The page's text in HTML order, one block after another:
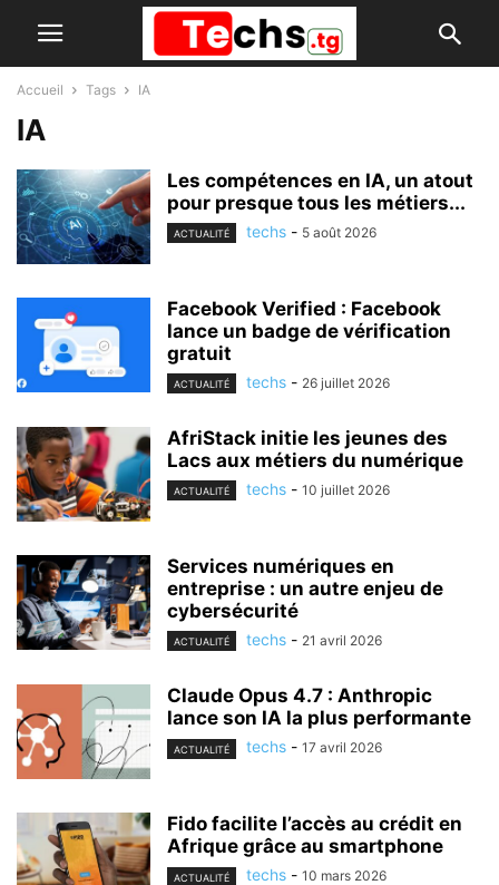
Accueil Tags IA
IA
Les compétences en IA, un atout
pour presque tous les métiers...
ACTUALITÉ techs - 5 août 2026
Facebook Verified : Facebook
lance un badge de vérification
gratuit
ACTUALITÉ techs - 26 juillet 2026
AfriStack initie les jeunes des
Lacs aux métiers du numérique
ACTUALITÉ techs - 10 juillet 2026
Services numériques en
entreprise : un autre enjeu de
cybersécurité
ACTUALITÉ techs - 21 avril 2026
Claude Opus 4.7 : Anthropic
lance son IA la plus performante
ACTUALITÉ techs - 17 avril 2026
Fido facilite l’accès au crédit en
Afrique grâce au smartphone
ACTUALITÉ techs - 10 mars 2026